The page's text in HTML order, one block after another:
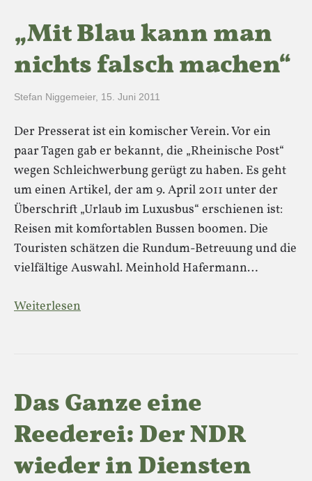
„Mit Blau kann man
nichts falsch machen“
Stefan Niggemeier, 15. Juni 2011
Der Presserat ist ein komischer Verein. Vor ein
paar Tagen gab er bekannt, die „Rheinische Post“
wegen Schleichwerbung gerügt zu haben. Es geht
um einen Artikel, der am 9. April 2011 unter der
Überschrift „Urlaub im Luxusbus“ erschienen ist:
Reisen mit komfortablen Bussen boomen. Die
Touristen schätzen die Rundum-Betreuung und die
vielfältige Auswahl. Meinhold Hafermann…
Weiterlesen
Das Ganze eine
Reederei: Der NDR
wieder in Diensten